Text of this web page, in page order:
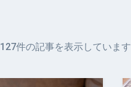
127件の記事を表示しています